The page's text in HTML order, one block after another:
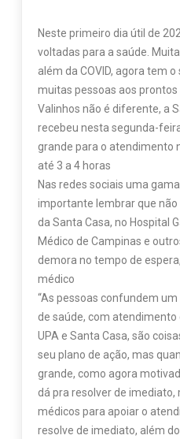
Neste primeiro dia útil de
voltadas para a saúde.
além da COVID, agora tem
muitas pessoas aos prontos
Valinhos não é diferente, a
recebeu nesta segunda-
grande para o atendimento
até 3 a 4 horas
Nas redes sociais uma
importante lembrar que
da Santa Casa, no Hospital
Médico de Campinas e
demora no tempo de
médico
“As pessoas confundem
de saúde, com
UPA e Santa Casa, são
seu plano de ação, mas
grande, como agora
dá pra resolver de
médicos para apoiar o
resolve de imediato, além